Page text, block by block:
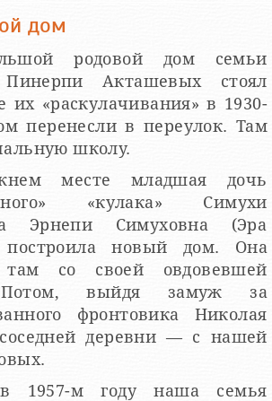
дом
родовой дом семьи
Акташевых стоял
их «раскулачивания» в 1930-
перенесли в переулок. Там
школу.
месте младшая дочь
«кулака» Симухи
Эрнепи Симуховна (Эра
построила новый дом. Она
там со своей овдовевшей
выйдя замуж за
фронтовика Николая
деревни — с нашей
1957-м году наша семья